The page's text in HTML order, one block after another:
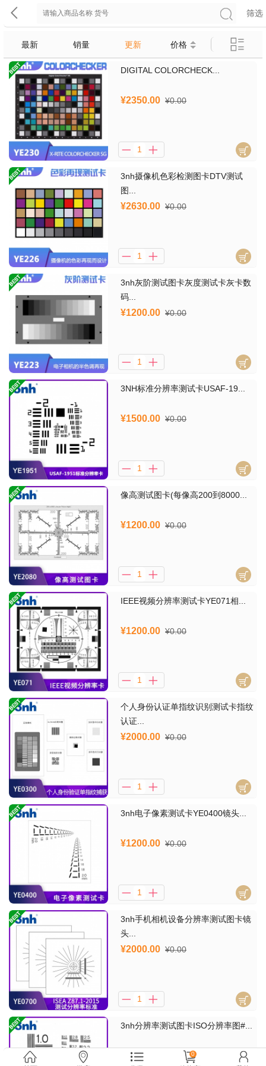
筛选
最新 销量 更新 价格
DIGITAL COLORCHECK...
¥2350.00 ¥0.00
3nh摄像机色彩检测图卡DTV测试
图...
¥2630.00 ¥0.00
3nh灰阶测试图卡灰度测试卡灰卡数
码...
¥1200.00 ¥0.00
3NH标准分辨率测试卡USAF-19...
¥1500.00 ¥0.00
像高测试图卡(每像高200到8000...
¥1200.00 ¥0.00
IEEE视频分辨率测试卡YE071相...
¥1200.00 ¥0.00
个人身份认证单指纹识别测试卡指纹
认证...
¥2000.00 ¥0.00
3nh电子像素测试卡YE0400镜头...
¥1200.00 ¥0.00
3nh手机相机设备分辨率测试图卡镜
头...
¥2000.00 ¥0.00
3nh分辨率测试图卡ISO分辨率图#...
¥1200.00 ¥0.00 0